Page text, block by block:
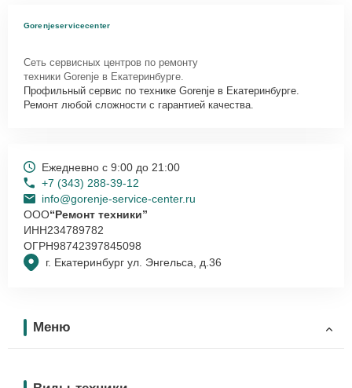
Gorenjeservicecenter
Сеть сервисных центров по ремонту
техники Gorenje в Екатеринбурге.
Профильный сервис по технике Gorenje в Екатеринбурге.
Ремонт любой сложности с гарантией качества.
г. Екатеринбург ул. Энгельса, д.36
Ежедневно с 9:00 до 21:00
+7 (343) 288-39-12
info@gorenje-service-center.ru
ООО“Ремонт техники”
ИНН234789782
ОГРН98742397845098
Меню